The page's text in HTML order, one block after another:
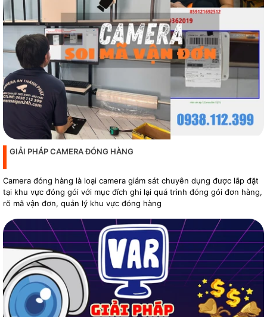
GIẢI PHÁP CAMERA ĐÓNG HÀNG
Camera đóng hàng là loại camera giám sát chuyên dụng được lắp đặt
tại khu vực đóng gói với mục đích ghi lại quá trình đóng gói đơn hàng,
rõ mã vận đơn, quản lý khu vực đóng hàng